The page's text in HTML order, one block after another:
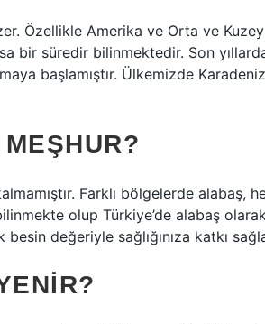
Özellikle Amerika ve Orta ve
bir süredir bilinmektedir. Son
başlamıştır. Ülkemizde
Farklı bölgelerde alabaş,
olup Türkiye’de alabaş olarak
besin değeriyle sağlığınıza katkı